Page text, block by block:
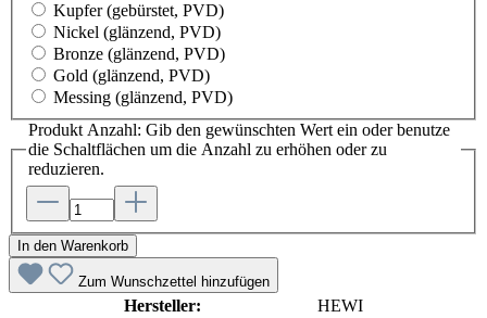
Kupfer (gebürstet, PVD)
Nickel (glänzend, PVD)
Bronze (glänzend, PVD)
Gold (glänzend, PVD)
Messing (glänzend, PVD)
Produkt Anzahl: Gib den gewünschten Wert ein oder benutze
die Schaltflächen um die Anzahl zu erhöhen oder zu
reduzieren.
In den Warenkorb
Zum Wunschzettel hinzufügen
Hersteller: HEWI